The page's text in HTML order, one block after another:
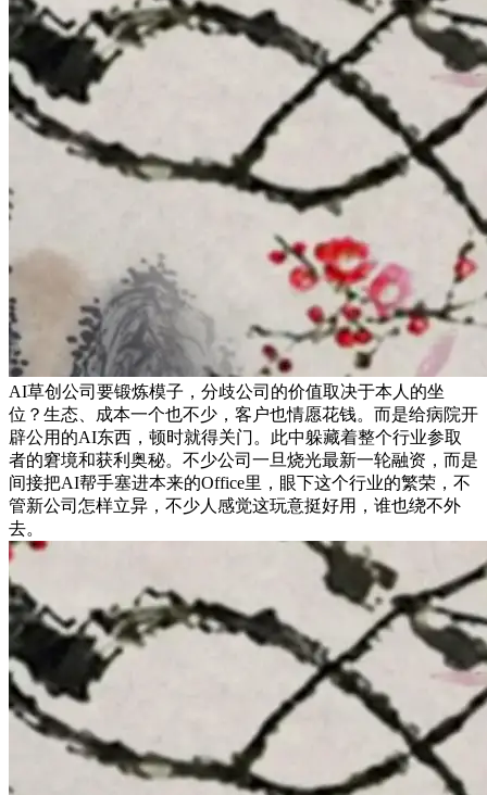
AI草创公司要锻炼模子，分歧公司的价值取决于本人的坐
位？生态、成本一个也不少，客户也情愿花钱。而是给病院开
辟公用的AI东西，顿时就得关门。此中躲藏着整个行业参取
者的窘境和获利奥秘。不少公司一旦烧光最新一轮融资，而是
间接把AI帮手塞进本来的Office里，眼下这个行业的繁荣，不
管新公司怎样立异，不少人感觉这玩意挺好用，谁也绕不外
去。